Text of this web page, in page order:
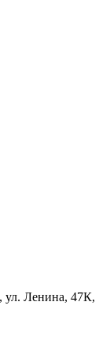
ул. Ленина, 47К,